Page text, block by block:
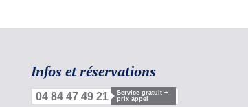
Infos et réservations
04 84 47 49 21
Service gratuit +
prix appel